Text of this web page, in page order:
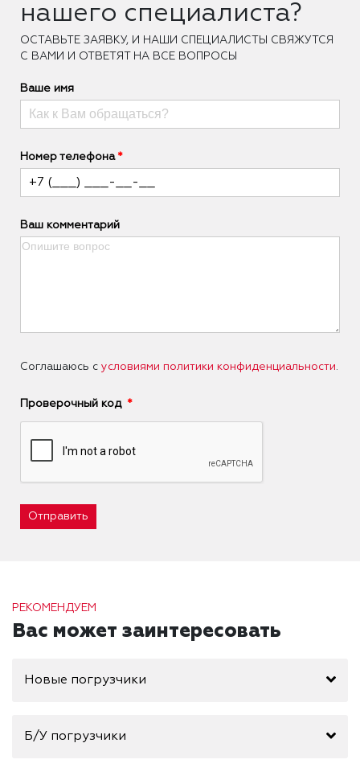
нашего специалиста?
ОCТАВЬТЕ ЗАЯВКУ, И НАШИ СПЕЦИАЛИСТЫ СВЯЖУТСЯ
С ВАМИ И ОТВЕТЯТ НА ВСЕ ВОПРОСЫ
Ваше имя
Номер телефона
Ваш комментарий
Соглашаюсь с условиями политики конфиденциальности.
Проверочный код
Отправить
РЕКОМЕНДУЕМ
Вас может заинтересовать
Новые погрузчики
Б/У погрузчики